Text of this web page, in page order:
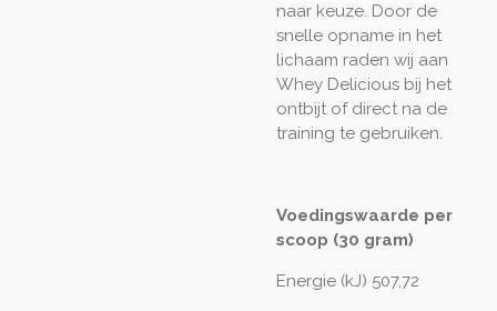
naar keuze. Door de
snelle opname in het
lichaam raden wij aan
Whey Delicious bij het
ontbijt of direct na de
training te gebruiken.
Voedingswaarde per
scoop (30 gram)
Energie (kJ) 507,72